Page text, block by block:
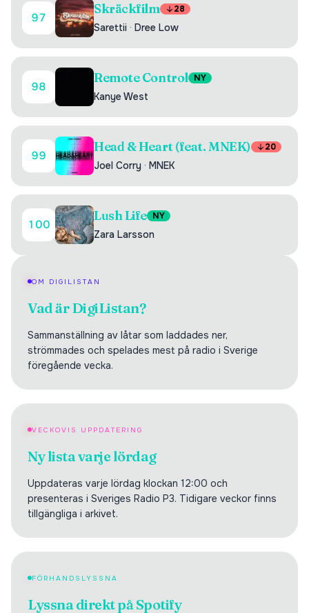
97
Skräckfilm 28
Sarettii · Dree Low
98
Remote Control NY
Kanye West
99
Head & Heart (feat. MNEK) 20
Joel Corry · MNEK
100
Lush Life NY
Zara Larsson
OM DIGILISTAN
Vad är DigiListan?
Sammanställning av låtar som laddades ner,
strömmades och spelades mest på radio i Sverige
föregående vecka.
VECKOVIS UPPDATERING
Ny lista varje lördag
Uppdateras varje lördag klockan 12:00 och
presenteras i Sveriges Radio P3. Tidigare veckor finns
tillgängliga i arkivet.
FÖRHANDSLYSSNA
Lyssna direkt på Spotify